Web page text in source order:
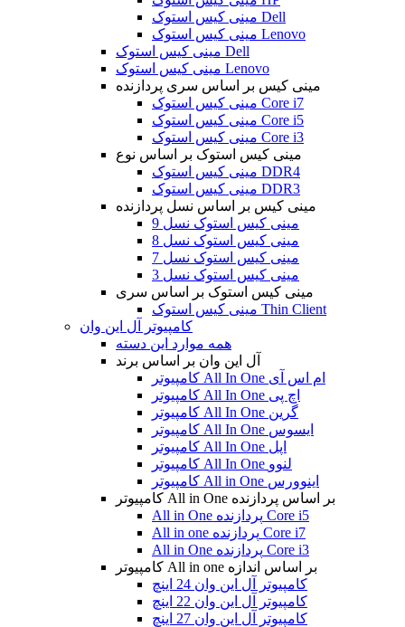
مینی کیس استوک Dell
مینی کیس استوک Lenovo
مینی کیس استوک Dell
مینی کیس استوک Lenovo
مینی کیس بر اساس سری پردازنده
مینی کیس استوک Core i7
مینی کیس استوک Core i5
مینی کیس استوک Core i3
مینی کیس استوک بر اساس نوع
مینی کیس استوک DDR4
مینی کیس استوک DDR3
مینی کیس بر اساس نسل پردازنده
مینی کیس استوک نسل 9
مینی کیس استوک نسل 8
مینی کیس استوک نسل 7
مینی کیس استوک نسل 3
مینی کیس استوک بر اساس سری
مینی کیس استوک Thin Client
کامپیوتر آل این وان
همه موارد این دسته
آل این وان بر اساس برند
کامپیوتر All In One ام اس آی
کامپیوتر All In One اچ پی
کامپیوتر All In One گرین
کامپیوتر All In One ایسوس
کامپیوتر All In One اپل
کامپیوتر All In One لنوو
کامپیوتر All in One اینوورس
کامپیوتر All in One بر اساس پردازنده
All in One پردازنده Core i5
All in one پردازنده Core i7
All in One پردازنده Core i3
کامپیوتر All in one بر اساس اندازه
کامپیوتر آل این وان 24 اینچ
کامپیوتر آل این وان 22 اینچ
کامپیوتر آل این وان 27 اینچ